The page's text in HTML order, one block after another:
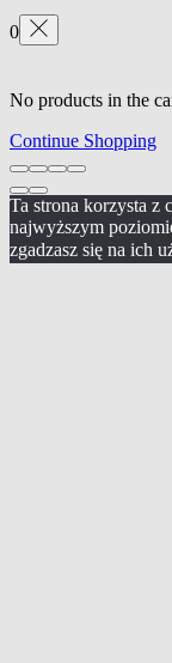
0
No products in the
Continue Shopping
Ta strona korzysta z
najwyższym
zgadzasz się na ich